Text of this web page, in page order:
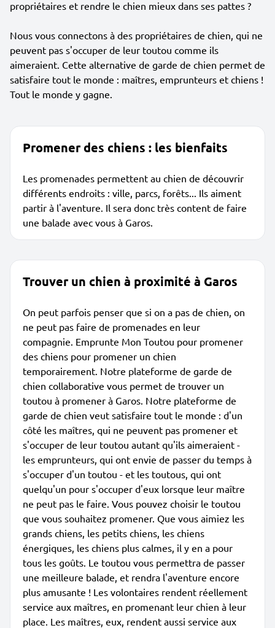
propriétaires et rendre le chien mieux dans ses pattes ?
Nous vous connectons à des propriétaires de chien, qui ne
peuvent pas s'occuper de leur toutou comme ils
aimeraient. Cette alternative de garde de chien permet de
satisfaire tout le monde : maîtres, emprunteurs et chiens !
Tout le monde y gagne.
Promener des chiens : les bienfaits
Les promenades permettent au chien de découvrir
différents endroits : ville, parcs, forêts... Ils aiment
partir à l'aventure. Il sera donc très content de faire
une balade avec vous à Garos.
Trouver un chien à proximité à Garos
On peut parfois penser que si on a pas de chien, on
ne peut pas faire de promenades en leur
compagnie. Emprunte Mon Toutou pour promener
des chiens pour promener un chien
temporairement. Notre plateforme de garde de
chien collaborative vous permet de trouver un
toutou à promener à Garos. Notre plateforme de
garde de chien veut satisfaire tout le monde : d'un
côté les maîtres, qui ne peuvent pas promener et
s'occuper de leur toutou autant qu'ils aimeraient -
les emprunteurs, qui ont envie de passer du temps à
s'occuper d'un toutou - et les toutous, qui ont
quelqu'un pour s'occuper d'eux lorsque leur maître
ne peut pas le faire. Vous pouvez choisir le toutou
que vous souhaitez promener. Que vous aimiez les
grands chiens, les petits chiens, les chiens
énergiques, les chiens plus calmes, il y en a pour
tous les goûts. Le toutou vous permettra de passer
une meilleure balade, et rendra l'aventure encore
plus amusante ! Les volontaires rendent réellement
service aux maîtres, en promenant leur chien à leur
place. Les maîtres, eux, rendent aussi service aux